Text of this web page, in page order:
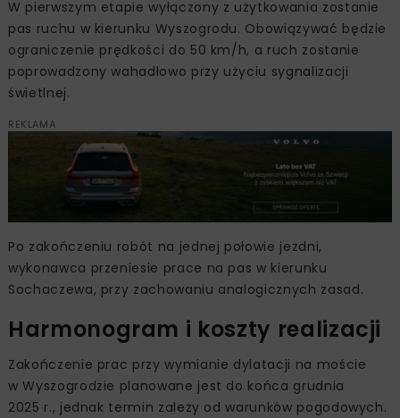
W pierwszym etapie wyłączony z użytkowania zostanie
pas ruchu w kierunku Wyszogrodu. Obowiązywać będzie
ograniczenie prędkości do 50 km/h, a ruch zostanie
poprowadzony wahadłowo przy użyciu sygnalizacji
świetlnej.
REKLAMA
Po zakończeniu robót na jednej połowie jezdni,
wykonawca przeniesie prace na pas w kierunku
Sochaczewa, przy zachowaniu analogicznych zasad.
Harmonogram i koszty realizacji
Zakończenie prac przy wymianie dylatacji na moście
w Wyszogrodzie planowane jest do końca grudnia
2025 r., jednak termin zależy od warunków pogodowych.